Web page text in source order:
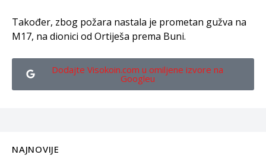
Također, zbog požara nastala je prometan gužva na
M17, na dionici od Ortiješa prema Buni.
Dodajte Visokoin.com u omiljene izvore na
Googleu
NAJNOVIJE